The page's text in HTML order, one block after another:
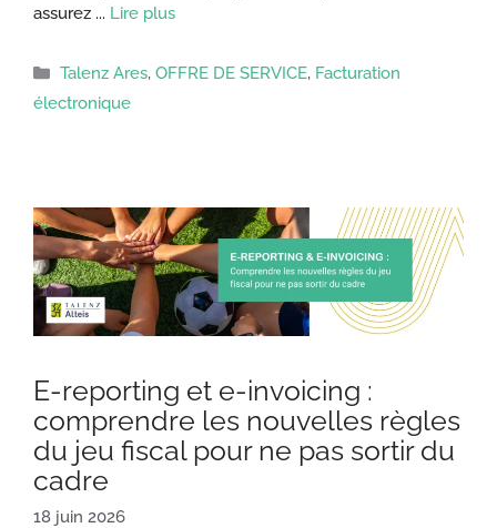
assurez ... Lire plus
Catégories
Talenz Ares, OFFRE DE SERVICE, Facturation
électronique
E-reporting et e-invoicing :
comprendre les nouvelles règles
du jeu fiscal pour ne pas sortir du
cadre
18 juin 2026